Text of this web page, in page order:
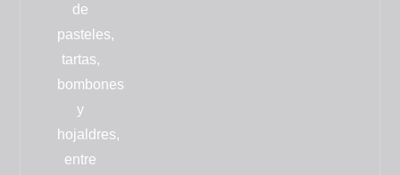
de
pasteles,
tartas,
bombones
y
hojaldres,
entre